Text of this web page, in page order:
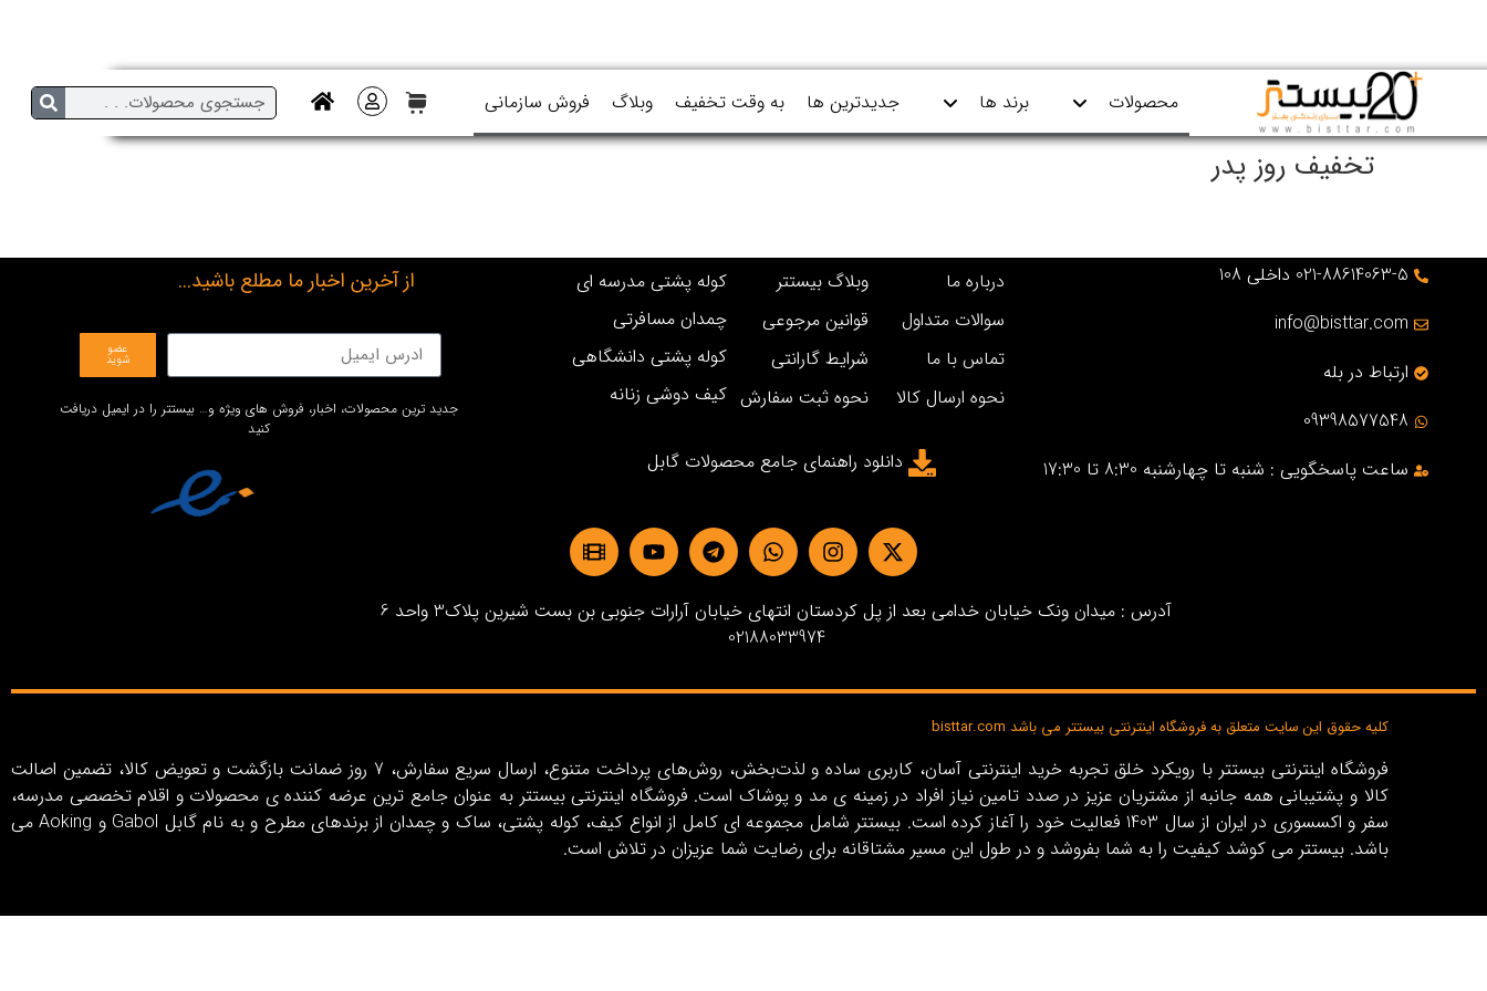
محصولات برند ها جدیدترین ها به وقت تخفیف وبلاگ فروش سازمانی
تخفیف روز پدر
021-88614063-5 داخلی 108
info@bisttar.com
ارتباط در بله
09398577548
ساعت پاسخگویی : شنبه تا چهارشنبه 8:30 تا 17:30
درباره ما
سوالات متداول
تماس با ما
نحوه ارسال کالا
وبلاگ بیستتر
قوانین مرجوعی
شرایط گارانتی
نحوه ثبت سفارش
کوله پشتی مدرسه ای
چمدان مسافرتی
کوله پشتی دانشگاهی
کیف دوشی زنانه
دانلود راهنمای جامع محصولات گابل
از آخرین اخبار ما مطلع باشید...
عضو
شوید
جدید ترین محصولات، اخبار، فروش های ویژه و… بیستتر را در ایمیل دریافت
کنید
آدرس : میدان ونک خیابان خدامی بعد از پل کردستان انتهای خیابان آرارات جنوبی بن بست شیرین پلاک3 واحد 6
02188033974
کلیه حقوق این سایت متعلق به فروشگاه اینترنتی بیستتر می باشد bisttar.com
فروشگاه اینترنتی بیستتر با رویکرد خلق تجربه خرید اینترنتی آسان، کاربری ساده و لذت‌بخش، روش‌های پرداخت متنوع، ارسال سریع سفارش، 7 روز ضمانت بازگشت و تعویض کالا، تضمین اصالت
کالا و پشتیبانی همه جانبه از مشتریان عزیز در صدد تامین نیاز افراد در زمینه‌ ی مد و پوشاک است. فروشگاه اینترنتی بیستتر به عنوان جامع ترین عرضه کننده ی محصولات و اقلام تخصصی مدرسه،
سفر و اکسسوری در ایران از سال 1403 فعالیت خود را آغاز کرده است. بیستتر شامل مجموعه ای کامل از انواع کیف، کوله پشتی، ساک و چمدان از برندهای مطرح و به نام گابل Gabol و Aoking می
باشد. بیستتر می کوشد کیفیت را به شما بفروشد و در طول این مسیر مشتاقانه برای رضایت شما عزیزان در تلاش است.